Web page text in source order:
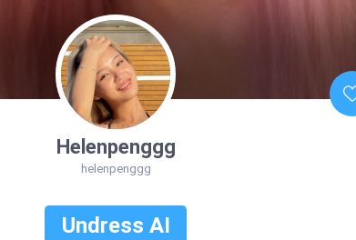
Helenpenggg
helenpenggg
Undress AI